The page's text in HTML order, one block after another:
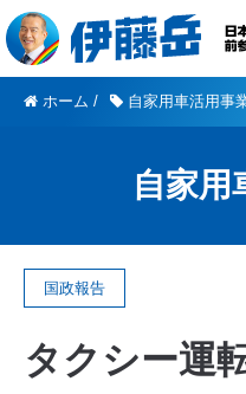
ホーム / 自家用車活用事
自家用
国政報告
タクシー運